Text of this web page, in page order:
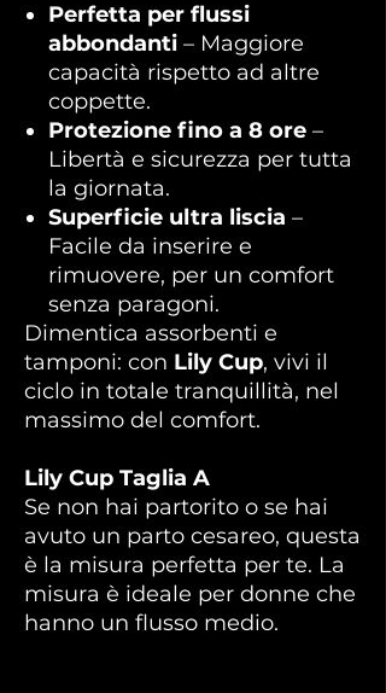
Perfetta per flussi
abbondanti – Maggiore
capacità rispetto ad altre
coppette.
Protezione fino a 8 ore –
Libertà e sicurezza per tutta
la giornata.
Superficie ultra liscia –
Facile da inserire e
rimuovere, per un comfort
senza paragoni.
Dimentica assorbenti e
tamponi: con Lily Cup, vivi il
ciclo in totale tranquillità, nel
massimo del comfort.
Lily Cup Taglia A
Se non hai partorito o se hai
avuto un parto cesareo, questa
è la misura perfetta per te. La
misura è ideale per donne che
hanno un flusso medio.